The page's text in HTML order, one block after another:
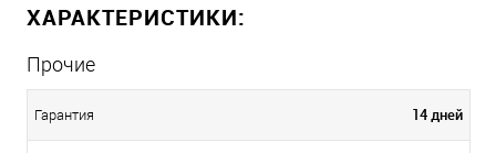
ХАРАКТЕРИСТИКИ:
Прочие
Гарантия 14 дней